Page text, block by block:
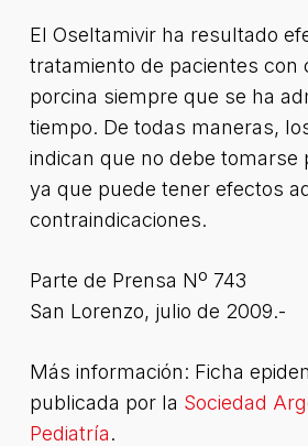
El Oseltamivir ha resultado
tratamiento de pacientes con
porcina siempre que se ha
tiempo. De todas maneras,
indican que no debe tomarse
ya que puede tener efectos
contraindicaciones.
Parte de Prensa Nº 743
San Lorenzo, julio de 2009.-
Más información: Ficha
publicada por la Sociedad
Pediatría.